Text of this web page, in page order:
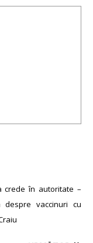
crede în autoritate –
despre vaccinuri cu